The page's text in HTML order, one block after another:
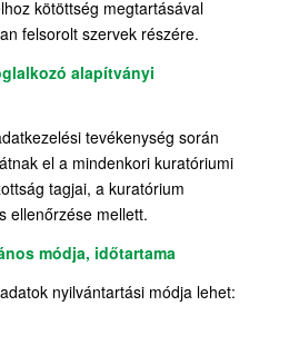
kötöttség megtartásával
felsorolt szervek részére.
alapítványi
tevékenység során
el a mindenkori kuratóriumi
tagjai, a kuratórium
ellenőrzése mellett.
módja, időtartama
nyilvántartási módja lehet: